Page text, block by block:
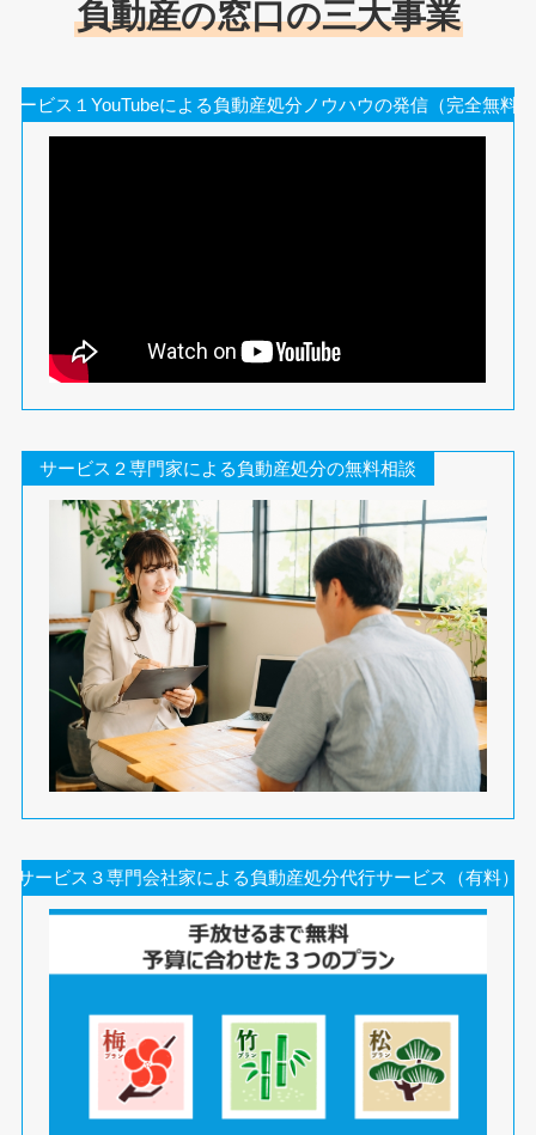
負動産の窓口の三大事業
サービス１YouTubeによる負動産処分ノウハウの発信（完全無料）
サービス２専門家による負動産処分の無料相談
サービス３専門会社家による負動産処分代行サービス（有料）